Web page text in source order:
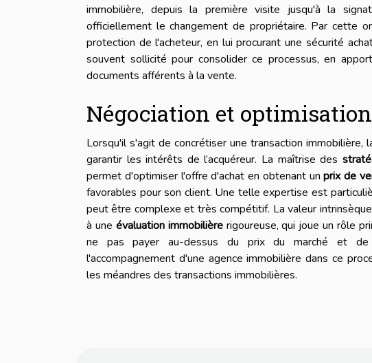
immobilière, depuis la première visite jusqu'à la
officiellement le changement de propriétaire. Par cette
protection de l'acheteur, en lui procurant une sécurité
souvent sollicité pour consolider ce processus, en
documents afférents à la vente.
Négociation et
Lorsqu'il s'agit de concrétiser une transaction immobilière,
garantir les intérêts de l’acquéreur. La maîtrise des
permet d'optimiser l'offre d'achat en obtenant unprix de
favorables pour son client. Une telle expertise est
peut être complexe et très compétitif. La valeur
à une évaluation immobilièrerigoureuse, qui joue un rôle
ne pas payer au-dessus du prix du marché et de
l'accompagnement d'une agence immobilière dans ce
les méandres des transactions immobilières.